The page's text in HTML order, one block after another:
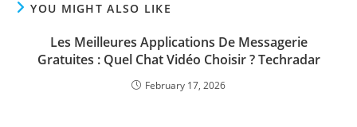
YOU MIGHT ALSO LIKE
Les Meilleures Applications De Messagerie
Gratuites : Quel Chat Vidéo Choisir ? Techradar
February 17, 2026